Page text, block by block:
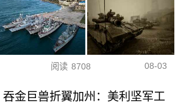
阅读 8708 08-03
吞金巨兽折翼加州：美利坚军工